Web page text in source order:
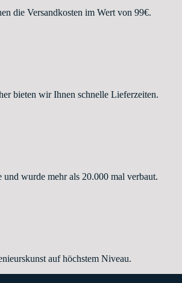
die Versandkosten im Wert von 99€.
bieten wir Ihnen schnelle Lieferzeiten.
wurde mehr als 20.000 mal verbaut.
auf höchstem Niveau.